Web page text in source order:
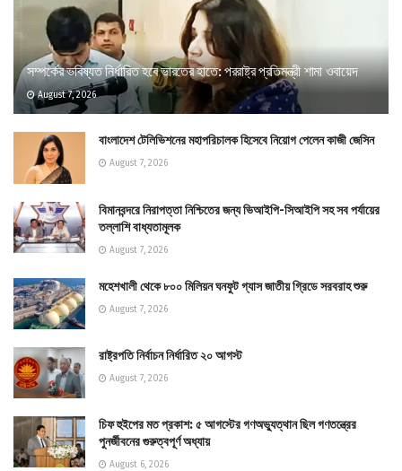
সম্পর্কের ভবিষ্যত নির্ধারিত হবে ভারতের হাতে: পররাষ্ট্র প্রতিমন্ত্রী শামা ওবায়েদ
August 7, 2026
বাংলাদেশ টেলিভিশনের মহাপরিচালক হিসেবে নিয়োগ পেলেন কাজী জেসিন
August 7, 2026
বিমানবন্দরে নিরাপত্তা নিশ্চিতের জন্য ভিআইপি-সিআইপি সহ সব পর্যায়ের
তল্লাশি বাধ্যতামূলক
August 7, 2026
মহেশখালী থেকে ৮০০ মিলিয়ন ঘনফুট গ্যাস জাতীয় গ্রিডে সরবরাহ শুরু
August 7, 2026
রাষ্ট্রপতি নির্বাচন নির্ধারিত ২০ আগস্ট
August 7, 2026
চিফ হুইপের মত প্রকাশ: ৫ আগস্টের গণঅভ্যুত্থান ছিল গণতন্ত্রের
পুনর্জীবনের গুরুত্বপূর্ণ অধ্যায়
August 6, 2026